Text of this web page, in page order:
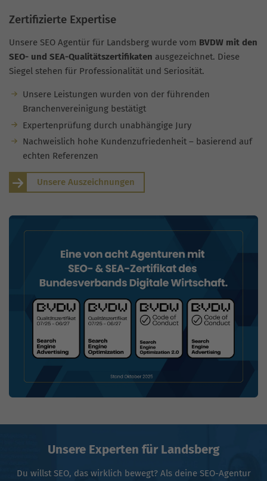
Zertifizierte Expertise
Unsere SEO Agentür für Landsberg wurde vom BVDW mit den
SEO- und SEA-Qualitätszertifikaten ausgezeichnet. Diese
Siegel stehen für Professionalität und Seriosität.
Unsere Leistungen wurden von der führenden
Branchenvereinigung bestätigt
Expertenprüfung durch unabhängige Jury
Nachweislich hohe Kundenzufriedenheit – basierend auf
echten Referenzen
Unsere Auszeichnungen
Unsere Experten für Landsberg
Du willst SEO, das wirklich bewegt? Als deine SEO-Agentur